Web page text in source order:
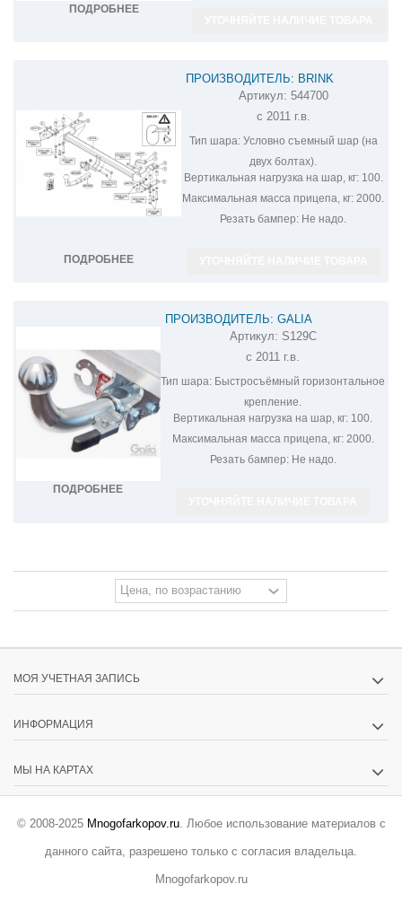
ПОДРОБНЕЕ
ПОДРОБНЕЕ
ПРОИЗВОДИТЕЛЬ: BRINK
ФАРКОП НА SSANG YONG ACTYON
544700
Артикул: 544700
с 2011 г.в.
Тип шара:Условно съемный шар (на
двух болтах).
Вертикальная нагрузка на шар, кг:100.
Максимальная масса прицепа, кг: 2000.
Резать бампер: Не надо.
ПОДРОБНЕЕ
ПРОИЗВОДИТЕЛЬ: GALIA
ОЦИНКОВАННЫЙ ФАРКОП НА SSANG
YONG ACTYON S129C
Артикул: S129C
с 2011 г.в.
Тип шара: Быстросъёмный горизонтальное
крепление.
Вертикальная нагрузка на шар, кг: 100.
Максимальная масса прицепа, кг:2000.
Резать бампер:Не надо.
МОЯ УЧЕТНАЯ ЗАПИСЬ
ИНФОРМАЦИЯ
МЫ НА КАРТАХ
© 2008-2025 Mnogofarkopov.ru. Любое использование материалов с
данного сайта, разрешено только с согласия владельца.
Mnogofarkopov.ru